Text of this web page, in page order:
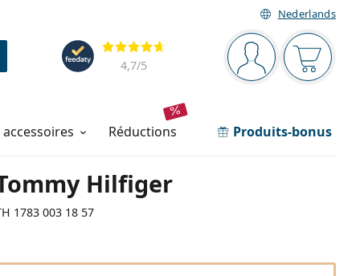
Nederlands
Barre de navigation
Vous êtesVotre
Évaluation
4,7/5
réductions Produits-bonus
Hilfiger
1783 003 18 57